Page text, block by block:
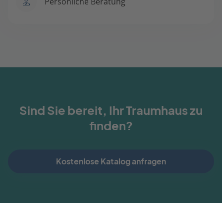
Sind Sie bereit, Ihr Traumhaus zu
finden?
Kostenlose Katalog anfragen